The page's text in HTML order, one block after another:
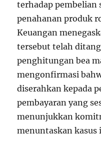
terhadap pembelian
penahanan produk
Keuangan
tersebut telah
penghitungan bea
mengonfirmasi
diserahkan kepada
pembayaran yang
menunjukkan
menuntaskan kasus